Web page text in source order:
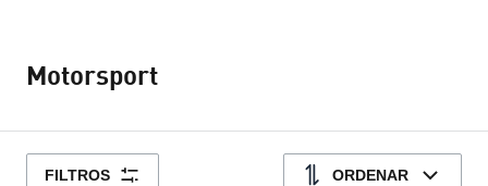
Motorsport
FILTROS ORDENAR